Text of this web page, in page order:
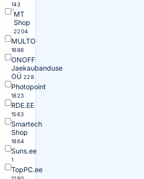
143
MT
Shop
2204
MULTO
1686
ONOFF
Jaekaubanduse
OÜ 228
Photopoint
1823
RDE.EE
1563
Smartech
Shop
1864
Suns.ee
1
TopPC.ee